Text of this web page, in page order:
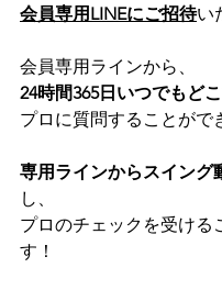
会員専用LINEにご招待い
会員専用ラインから、
24時間365日いつでもど
プロに質問することがで
専用ラインからスイング
し、
プロのチェックを受ける
す！